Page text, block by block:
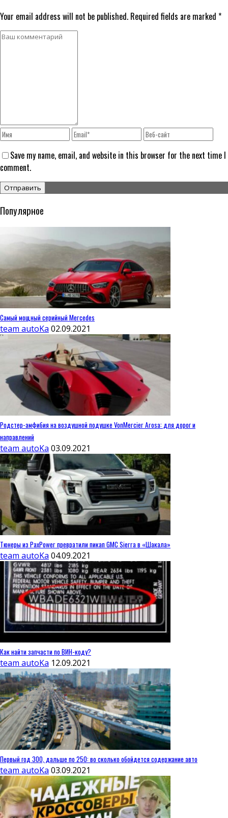
Your email address will not be published. Required fields are marked *
Save my name, email, and website in this browser for the next time I
comment.
Популярное
Самый мощный серийный Mercedes
team autoKa 02.09.2021
Родстер-амфибия на воздушной подушке VonMercier Arosa: для дорог и
направлений
team autoKa 03.09.2021
Тюнеры из PaxPower превратили пикап GMC Sierra в «Шакала»
team autoKa 04.09.2021
Как найти запчасти по ВИН-коду?
team autoKa 12.09.2021
Первый год 300, дальше по 250: во сколько обойдется содержание авто
team autoKa 03.09.2021